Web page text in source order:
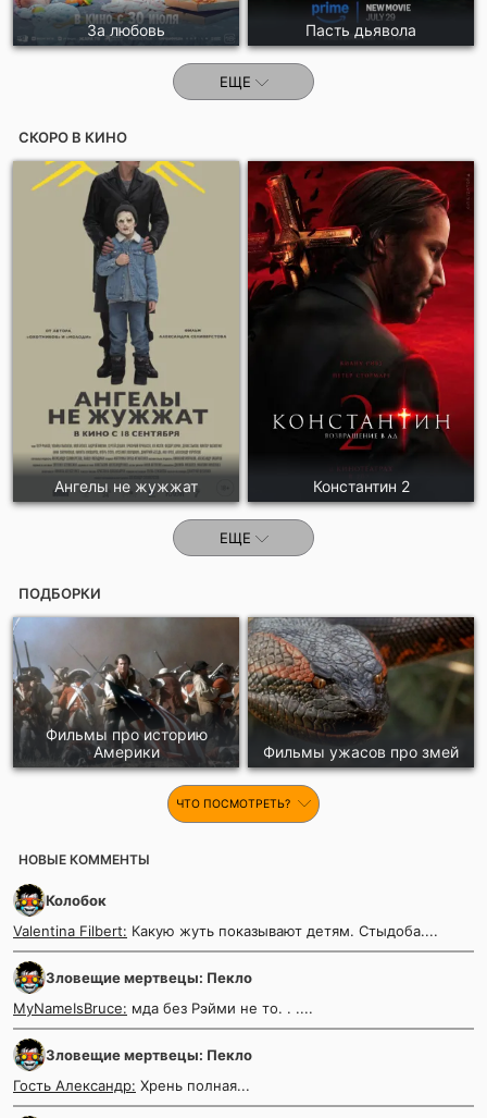
За любовь Пасть дьявола
ЕЩЕ
СКОРО В КИНО
Ангелы не жужжат Константин 2
ЕЩЕ
ПОДБОРКИ
Фильмы про историю
Америки
Фильмы ужасов про змей
ЧТО ПОСМОТРЕТЬ?
НОВЫЕ КОММЕНТЫ
Колобок
Valentina Filbert: Какую жуть показывают детям. Стыдоба....
Зловещие мертвецы: Пекло
MyNameIsBruce: мда без Рэйми не то. . ....
Зловещие мертвецы: Пекло
Гость Александр: Хрень полная...